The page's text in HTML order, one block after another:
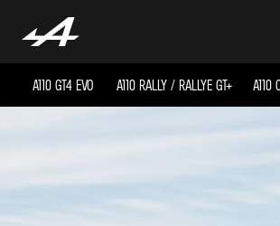
A110 GT4 EVO A110 RALLY / RALLYE GT+ A110